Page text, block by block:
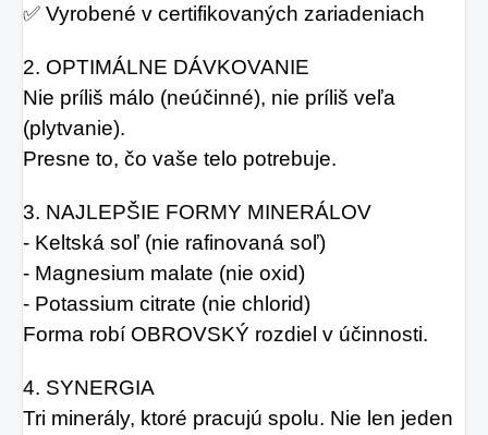
✅ Vyrobené v certifikovaných zariadeniach
2. OPTIMÁLNE DÁVKOVANIE
Nie príliš málo (neúčinné), nie príliš veľa
(plytvanie).
Presne to, čo vaše telo potrebuje.
3. NAJLEPŠIE FORMY MINERÁLOV
- Keltská soľ (nie rafinovaná soľ)
- Magnesium malate (nie oxid)
- Potassium citrate (nie chlorid)
Forma robí OBROVSKÝ rozdiel v účinnosti.
4. SYNERGIA
Tri minerály, ktoré pracujú spolu. Nie len jeden